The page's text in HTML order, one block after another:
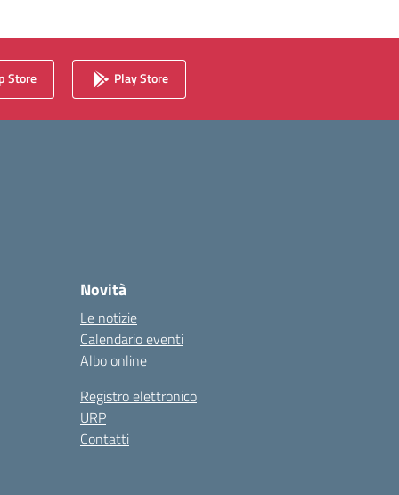
Store Play Store
Novità
Le notizie
Calendario eventi
Albo online
Registro elettronico
URP
Contatti